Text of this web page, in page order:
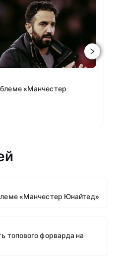
«Манчестер
«Манчестер Юнайтед»
топового форварда на